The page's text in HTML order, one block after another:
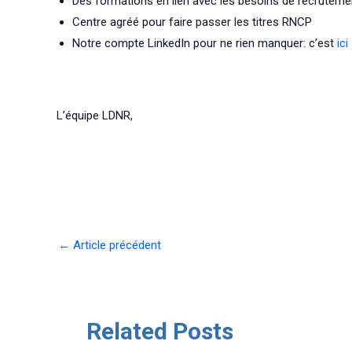
Centre agréé pour faire passer les titres RNCP
Notre compte LinkedIn pour ne rien manquer: c’est ici
L’équipe LDNR,
Navigation
← Article précédent
Related Posts